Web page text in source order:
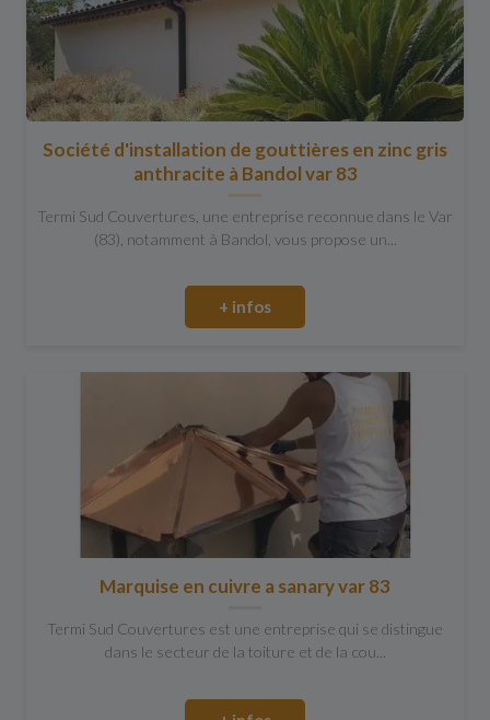
Société d'installation de gouttières en zinc gris
anthracite à Bandol var 83
Termi Sud Couvertures, une entreprise reconnue dans le Var
(83), notamment à Bandol, vous propose un...
+ infos
Marquise en cuivre a sanary var 83
Termi Sud Couvertures est une entreprise qui se distingue
dans le secteur de la toiture et de la cou...